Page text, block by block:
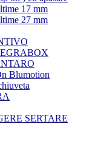
17 mm
27 mm
Blumotion
SERTARE